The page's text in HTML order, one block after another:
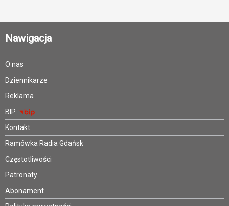
Nawigacja
O nas
Dziennikarze
Reklama
BIP
Kontakt
Ramówka Radia Gdańsk
Częstotliwości
Patronaty
Abonament